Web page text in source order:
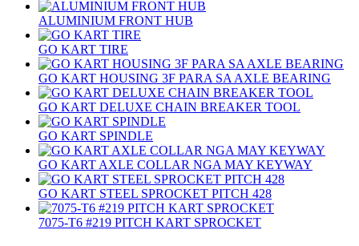
ALUMINIUM FRONT HUB
GO KART TIRE
GO KART HOUSING 3F PARA SA AXLE BEARING
GO KART DELUXE CHAIN ​​BREAKER TOOL
GO KART SPINDLE
GO KART AXLE COLLAR NGA MAY KEYWAY
GO KART STEEL SPROCKET PITCH 428
7075-T6 #219 PITCH KART SPROCKET